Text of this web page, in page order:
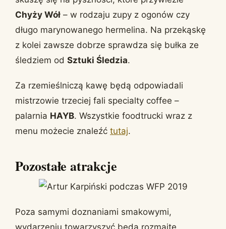
Chyży Wół – w rodzaju zupy z ogonów czy
długo marynowanego hermelina. Na przekąskę
z kolei zawsze dobrze sprawdza się bułka ze
śledziem od Sztuki Śledzia.
Za rzemieślniczą kawę będą odpowiadali
mistrzowie trzeciej fali specialty coffee –
palarnia HAYB. Wszystkie foodtrucki wraz z
menu możecie znaleźć tutaj.
Pozostałe atrakcje
Poza samymi doznaniami smakowymi,